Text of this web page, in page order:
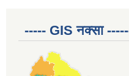
----- GIS नक्सा